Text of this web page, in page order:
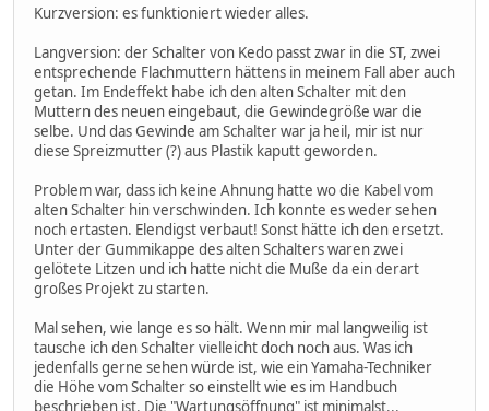
Kurzversion: es funktioniert wieder alles.
Langversion: der Schalter von Kedo passt zwar in die ST, zwei
entsprechende Flachmuttern hättens in meinem Fall aber auch
getan. Im Endeffekt habe ich den alten Schalter mit den
Muttern des neuen eingebaut, die Gewindegröße war die
selbe. Und das Gewinde am Schalter war ja heil, mir ist nur
diese Spreizmutter (?) aus Plastik kaputt geworden.
Problem war, dass ich keine Ahnung hatte wo die Kabel vom
alten Schalter hin verschwinden. Ich konnte es weder sehen
noch ertasten. Elendigst verbaut! Sonst hätte ich den ersetzt.
Unter der Gummikappe des alten Schalters waren zwei
gelötete Litzen und ich hatte nicht die Muße da ein derart
großes Projekt zu starten.
Mal sehen, wie lange es so hält. Wenn mir mal langweilig ist
tausche ich den Schalter vielleicht doch noch aus. Was ich
jedenfalls gerne sehen würde ist, wie ein Yamaha-Techniker
die Höhe vom Schalter so einstellt wie es im Handbuch
beschrieben ist. Die "Wartungsöffnung" ist minimalst...